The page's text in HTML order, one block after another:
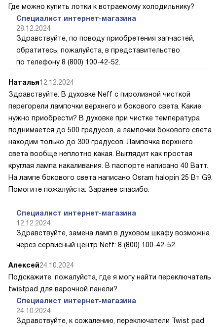
Где можно купить лотки к встраемому холодильнику?
Специалист интернет-магазина
28.12.2024
Здравствуйте, по поводу приобретения запчастей,
обратитесь, пожалуйста, в представительство
по телефону 8 (800) 100-42-52.
Наталья12.12.2024
Здравствуйте. В духовке Neff с пиролизной чисткой
перегорели лампочки верхнего и бокового света. Какие
нужно приобрести? В духовке при чистке температура
поднимается до 500 градусов, а лампочки бокового света
находим только до 300 градусов. Лампочка верхнего
света вообще неплотно какая. Выглядит как простая
круглая лампа накаливания. В паспорте написано 40 Ватт.
На лампе бокового света написано Osram halopin 25 Вт G9.
Помогите пожалуйста. Заранее спасибо.
Специалист интернет-магазина
12.12.2024
Здравствуйте, замена ламп в духовом шкафу возможна
через сервисный центр Neff: 8 (800) 100-42-52.
Алексей24.10.2024
Подскажите, пожалуйста, где я могу найти переключатель
twistpad для варочной панели?
Специалист интернет-магазина
24.10.2024
Здравствуйте, к сожалению, переключатели Twist pad